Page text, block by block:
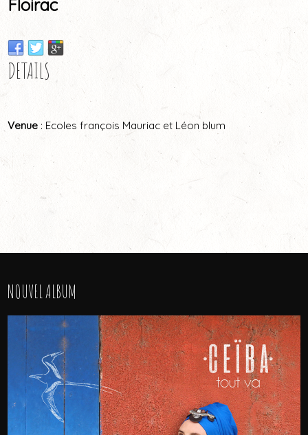
Floirac
DETAILS
Venue : Ecoles françois Mauriac et Léon blum
NOUVEL ALBUM